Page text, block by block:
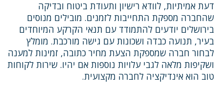
דעת אמיתיות, לוודא רישיון ותעודת ביטוח ובדיקה
שהחברה מספקת התחייבות לזמנים. מובילים מנוסים
בירושלים יודעים להתמודד עם תנאי הקרקע המיוחדים
בעיר, תנועה כבדה ושכונות עם גישה מורכבת. מומלץ
לבחור חברה שמספקת הצעת מחיר כתובה, זמינות למענה
ושקיפות מלאה לגבי עלויות נוספות אם יהיו. שירות לקוחות
טוב הוא אינדיקציה לחברה מקצועית.